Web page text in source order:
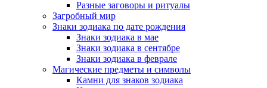
Разные заговоры и ритуалы
Загробный мир
Знаки зодиака по дате рождения
Знаки зодиака в мае
Знаки зодиака в сентябре
Знаки зодиака в феврале
Магические предметы и символы
Камни для знаков зодиака